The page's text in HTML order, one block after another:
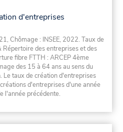
d'entreprises
Chômage : INSEE, 2022. Taux de
Répertoire des entreprises et des
fibre FTTH : ARCEP 4ème
des 15 à 64 ans au sens du
Le taux de création d'entreprises
d'entreprises d'une année
l'année précédente.